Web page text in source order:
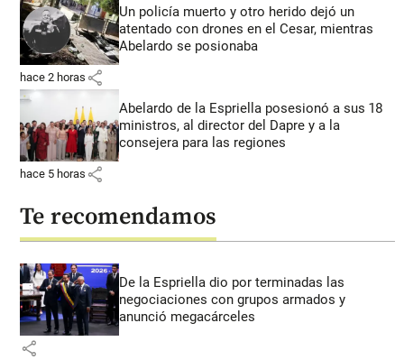
Un policía muerto y otro herido dejó un
atentado con drones en el Cesar, mientras
Abelardo se posionaba
hace 2 horas share
Abelardo de la Espriella posesionó a sus 18
ministros, al director del Dapre y a la
consejera para las regiones
hace 5 horas share
Te recomendamos
De la Espriella dio por terminadas las
negociaciones con grupos armados y
anunció megacárceles
share